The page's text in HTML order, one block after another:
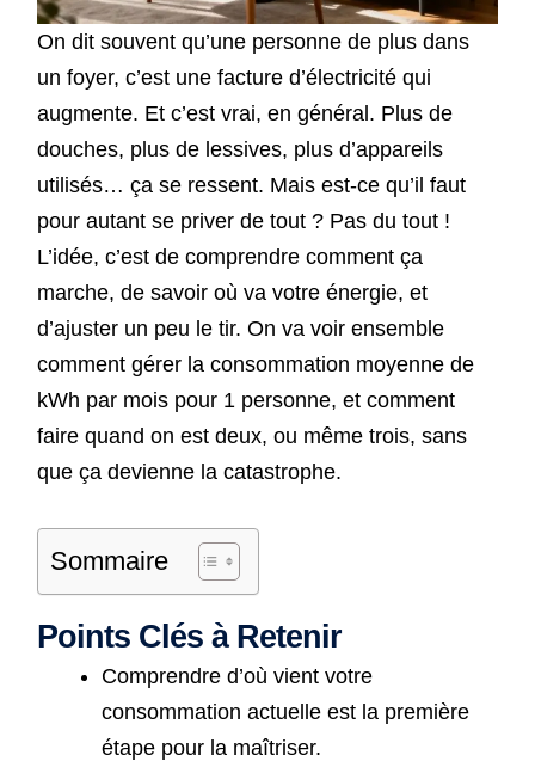
On dit souvent qu’une personne de plus dans
un foyer, c’est une facture d’électricité qui
augmente. Et c’est vrai, en général. Plus de
douches, plus de lessives, plus d’appareils
utilisés… ça se ressent. Mais est-ce qu’il faut
pour autant se priver de tout ? Pas du tout !
L’idée, c’est de comprendre comment ça
marche, de savoir où va votre énergie, et
d’ajuster un peu le tir. On va voir ensemble
comment gérer la consommation moyenne de
kWh par mois pour 1 personne, et comment
faire quand on est deux, ou même trois, sans
que ça devienne la catastrophe.
Sommaire
Points Clés à Retenir
Comprendre d’où vient votre
consommation actuelle est la première
étape pour la maîtriser.